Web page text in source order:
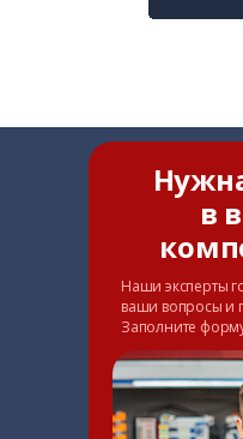
в
Наши эксперты
ваши вопросы и
Заполните